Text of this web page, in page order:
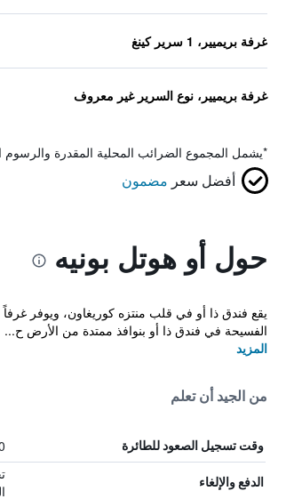
غرفة بريميير، 1 سرير كينغ
غرفة بريميير، نوع السرير غير معروف
*يشمل المجموع الضرائب المحلية المقدرة والرسوم
أفضل سعر مضمون
حول أو هوتل بونيه
يقع فندق ذا أو في قلب منتزه كوريغاون، ويوفر
الفسيحة في فندق ذا أو بنوافذ ممتدة من الأرض ح...
المزيد
من الجيد أن تعلم
وقت تسجيل الصعود للطائرة
الدفع والإلغاء